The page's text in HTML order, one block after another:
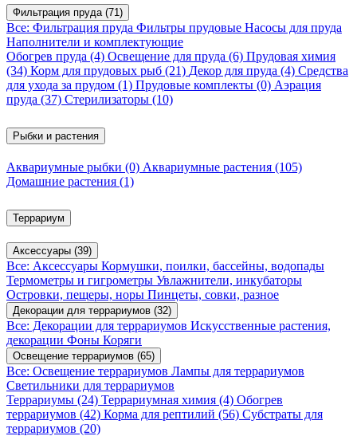
Фильтрация пруда (71)
Все: Фильтрация пруда Фильтры прудовые Насосы для пруда
Наполнители и комплектующие
Обогрев пруда (4) Освещение для пруда (6) Прудовая химия
(34) Корм для прудовых рыб (21) Декор для пруда (4) Средства
для ухода за прудом (1) Прудовые комплекты (0) Аэрация
пруда (37) Стерилизаторы (10)
Рыбки и растения
Аквариумные рыбки (0) Аквариумные растения (105)
Домашние растения (1)
Террариум
Аксессуары (39)
Все: Аксессуары Кормушки, поилки, бассейны, водопады
Термометры и гигрометры Увлажнители, инкубаторы
Островки, пещеры, норы Пинцеты, совки, разное
Декорации для террариумов (32)
Все: Декорации для террариумов Искусственные растения,
декорации Фоны Коряги
Освещение террариумов (65)
Все: Освещение террариумов Лампы для террариумов
Светильники для террариумов
Террариумы (24) Террариумная химия (4) Обогрев
террариумов (42) Корма для рептилий (56) Субстраты для
террариумов (20)